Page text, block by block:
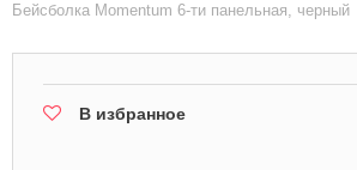
Бейсболка Momentum 6-ти панельная, черный
В избранное